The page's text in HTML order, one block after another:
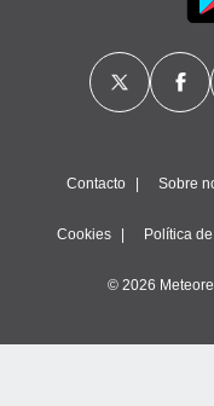
Contacto Sobre
Cookies Política
© 2026